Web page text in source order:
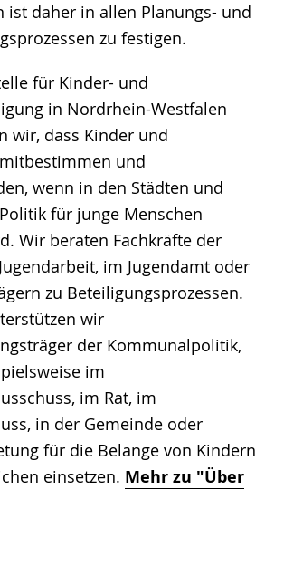
ist daher in allen Planungs- und
zu festigen.
für Kinder- und
in Nordrhein-Westfalen
wir, dass Kinder und
und
wenn in den Städten und
für junge Menschen
Wir beraten Fachkräfte der
im Jugendamt oder
zu Beteiligungsprozessen.
wir
der Kommunalpolitik,
im
im Rat, im
in der Gemeinde oder
für die Belange von Kindern
einsetzen. Mehr zu "Über